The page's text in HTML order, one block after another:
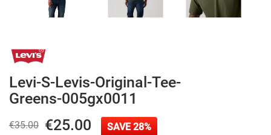
Levi-S-Levis-Original-Tee-
Greens-005gx0011
€35.00 €25.00 SAVE 28%